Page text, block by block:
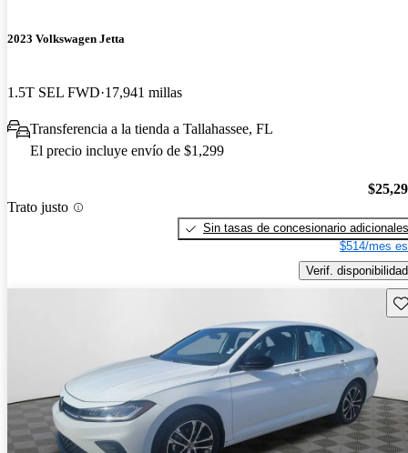
2023 Volkswagen Jetta
1.5T SEL FWD 17,941 millas
Transferencia a la tienda a Tallahassee, FL
El precio incluye envío de $1,299
Trato justo
Sin tasas de concesionario adicionales
$514/mes
Verif. disponibilidad